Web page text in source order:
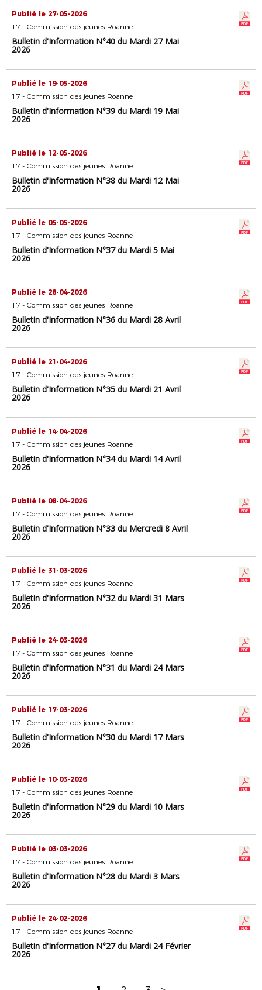
Publié le 27-05-2026
17 - Commission des jeunes Roanne
Bulletin d'Information N°40 du Mardi 27 Mai
2026
Publié le 19-05-2026
17 - Commission des jeunes Roanne
Bulletin d'Information N°39 du Mardi 19 Mai
2026
Publié le 12-05-2026
17 - Commission des jeunes Roanne
Bulletin d'Information N°38 du Mardi 12 Mai
2026
Publié le 05-05-2026
17 - Commission des jeunes Roanne
Bulletin d'Information N°37 du Mardi 5 Mai
2026
Publié le 28-04-2026
17 - Commission des jeunes Roanne
Bulletin d'Information N°36 du Mardi 28 Avril
2026
Publié le 21-04-2026
17 - Commission des jeunes Roanne
Bulletin d'Information N°35 du Mardi 21 Avril
2026
Publié le 14-04-2026
17 - Commission des jeunes Roanne
Bulletin d'Information N°34 du Mardi 14 Avril
2026
Publié le 08-04-2026
17 - Commission des jeunes Roanne
Bulletin d'Information N°33 du Mercredi 8 Avril
2026
Publié le 31-03-2026
17 - Commission des jeunes Roanne
Bulletin d'Information N°32 du Mardi 31 Mars
2026
Publié le 24-03-2026
17 - Commission des jeunes Roanne
Bulletin d'Information N°31 du Mardi 24 Mars
2026
Publié le 17-03-2026
17 - Commission des jeunes Roanne
Bulletin d'Information N°30 du Mardi 17 Mars
2026
Publié le 10-03-2026
17 - Commission des jeunes Roanne
Bulletin d'Information N°29 du Mardi 10 Mars
2026
Publié le 03-03-2026
17 - Commission des jeunes Roanne
Bulletin d'Information N°28 du Mardi 3 Mars
2026
Publié le 24-02-2026
17 - Commission des jeunes Roanne
Bulletin d'Information N°27 du Mardi 24 Février
2026